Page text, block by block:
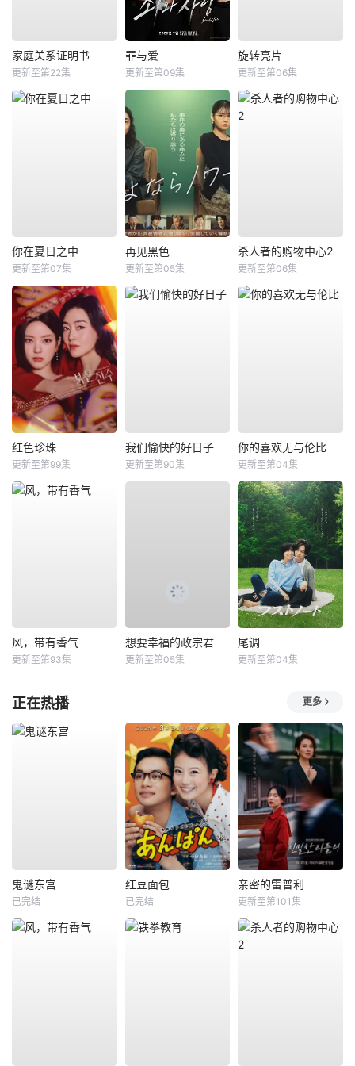
家庭关系证明书
更新至第22集
罪与爱
更新至第09集
旋转亮片
更新至第06集
你在夏日之中
更新至第07集
再见黑色
更新至第05集
杀人者的购物中心2
更新至第06集
红色珍珠
更新至第99集
我们愉快的好日子
更新至第90集
你的喜欢无与伦比
更新至第04集
风，带有香气
更新至第93集
想要幸福的政宗君
更新至第05集
尾调
更新至第04集
正在热播 更多
鬼谜东宫
已完结
红豆面包
已完结
亲密的雷普利
更新至第101集